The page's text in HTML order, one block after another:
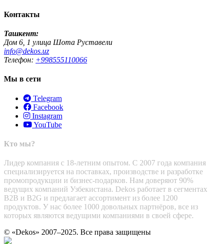
Контакты
Ташкент:
Дом 6, 1 улица Шота Руставели
info@dekos.uz
Телефон: +998555110066
Мы в сети
Telegram
Facebook
Instagram
YouTube
Кто мы?
Лидер компания с 18-летним опытом. С 2007 года компания
специализируется на поставках, производстве и разработке
промопродукции и бизнес-подарков. Нам доверяют 90%
ведущих компаний Узбекистана. Dekos работает в сегментах
B2B и B2G и предлагает ассортимент из более 1200
продуктов. У нас более 1000 довольных партнёров, все из
которых являются ведущими компаниями в своей сфере.
© «Dekos» 2007–2025. Все права защищены